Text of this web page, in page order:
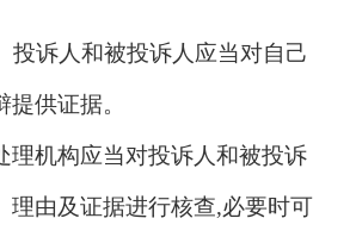
诉人和被投诉人应当对自己
供证据。
理机构应当对投诉人和被投诉
理由及证据进行核查,必要时可